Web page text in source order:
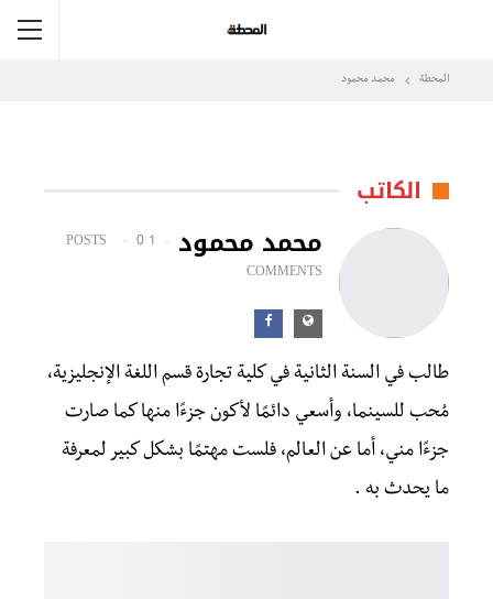
المحطة محمد محمود
الكاتب
محمد محمود 1 POSTS
0
COMMENTS
طالب في السنة الثانية في كلية تجارة قسم اللغة الإنجليزية،
مُحب للسينما، وأسعي دائمًا لأكون جزءًا منها كما صارت
جزءًا مني، أما عن العالم، فلست مهتمًا بشكل كبير لمعرفة
ما يحدث به .